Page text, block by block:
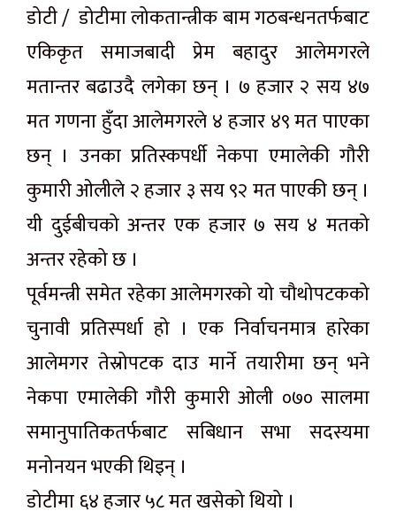
डोटी / डोटीमा लोकतान्त्रीक बाम गठबन्धनतर्फबाट
एकिकृत समाजबादी प्रेम बहादुर आलेमगरले
मतान्तर बढाउदै लगेका छन् । ७ हजार २ सय ४७
मत गणना हुँदा आलेमगरले ४ हजार ४९ मत पाएका
छन् । उनका प्रतिस्कपर्धी नेकपा एमालेकी गौरी
कुमारी ओलीले २ हजार ३ सय ९२ मत पाएकी छन् ।
यी दुईबीचको अन्तर एक हजार ७ सय ४ मतको
अन्तर रहेको छ ।
पूर्वमन्त्री समेत रहेका आलेमगरको यो चौथोपटकको
चुनावी प्रतिस्पर्धा हो । एक निर्वाचनमात्र हारेका
आलेमगर तेस्रोपटक दाउ मार्ने तयारीमा छन् भने
नेकपा एमालेकी गौरी कुमारी ओली ०७० सालमा
समानुपातिकतर्फबाट सबिधान सभा सदस्यमा
मनोनयन भएकी थिइन् ।
डोटीमा ६४ हजार ५८ मत खसेको थियो ।